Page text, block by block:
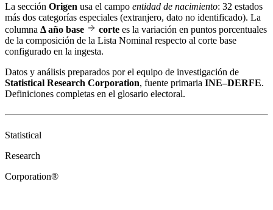
La sección Origen usa el campo entidad de nacimiento: 32 estados
más dos categorías especiales (extranjero, dato no identificado). La
columna Δ año base corte es la variación en puntos porcentuales
de la composición de la Lista Nominal respecto al corte base
configurado en la ingesta.
Datos y análisis preparados por el equipo de investigación de
Statistical Research Corporation, fuente primaria INE–DERFE.
Definiciones completas en el glosario electoral.
Statistical
Research
Corporation®